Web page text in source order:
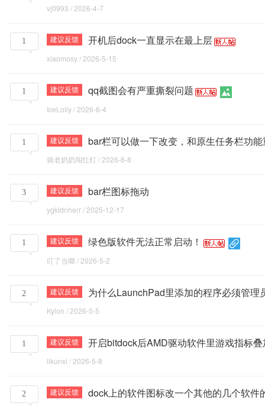
vj0993 / 2026-4-7
1 建议反馈 开机后dock一直显示在最上层
xiaomosy/ 2026-5-15
1 建议反馈 qq截图会有严重撕裂问题
IceLolly/ 2026-6-4
1 建议反馈 bar栏可以做一下改变，和原生任务栏功
骑老奶奶闯红灯 / 2026-6-8
3 建议反馈 bar栏图标拖动
ygkldnherr/ 2025-12-17
1 建议反馈 绿色版软件无法正常启动！
叮了当啷/ 2026-5-2
2 建议反馈 为什么LaunchPad里添加的程序必须管理
Kylon / 2026-5-5
1 建议反馈 开启bitdock后AMD驱动软件里游戏指标
likunxi / 2026-5-8
2 建议反馈 dock上的软件图标改一个其他的几个软件